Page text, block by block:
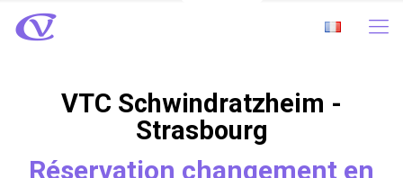
VTC Schwindratzheim -
Strasbourg
Réservation changement en